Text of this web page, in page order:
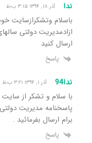
ندا آذر ۱۸, ۱۳۹۴ ۳:۱۵ ب٫ظ
باسلام وتشکرازسایت
ارسال کنید
پاسخ
ندا94 آذر ۱, ۱۳۹۴ ۳:۲۱ ب٫ظ
با سلام و تشکر از
برام ارسال بفرمائید .
پاسخ